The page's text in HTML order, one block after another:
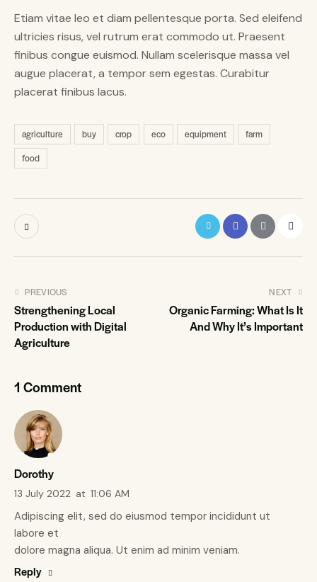
Etiam vitae leo et diam pellentesque porta. Sed eleifend
ultricies risus, vel rutrum erat commodo ut. Praesent
finibus congue euismod. Nullam scelerisque massa vel
augue placerat, a tempor sem egestas. Curabitur
placerat finibus lacus.
agriculture buy crop eco equipment
farm
food
Post
navigation
PREVIOUS
Strengthening Local
Production with Digital
Agriculture
NEXT
Organic Farming: What Is It
And Why It’s Important
1 Comment
Dorothy
13 July 2022 at 11:06 AM
Adipiscing elit, sed do eiusmod tempor incididunt ut
labore et
dolore magna aliqua. Ut enim ad minim veniam.
Reply